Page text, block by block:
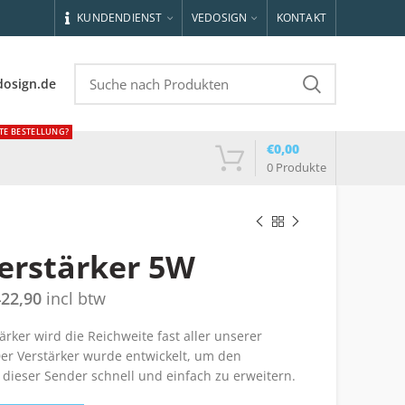
KUNDENDIENST VEDOSIGN KONTAKT
BESTELLUNG?
0 Produkte
€0,00
5W
incl btw
wird die Reichweite fast aller unserer
Verstärker wurde entwickelt, um den
Sender schnell und einfach zu erweitern.